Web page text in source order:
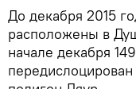
До декабря 2015
расположены в
начале декабря